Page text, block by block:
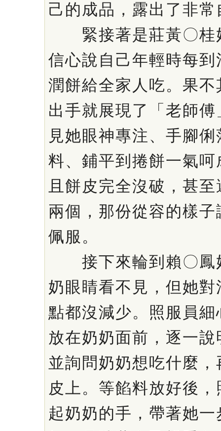
己的成品，露出了非
緊接著是莊黃〇桂
信心說自己年輕時每
潤餅給全家人吃。果
出手就展現了「老師
見她眼神專注、手腳
料、鋪平到捲餅一氣
且餅皮完全沒破，甚
兩個，那份從容的樣
佩服。
接下來輪到賴〇鳳
奶眼睛看不見，但她
點都沒減少。照服員
放在奶奶面前，逐一
並詢問奶奶想吃什麼
皮上。等餡料放好後
起奶奶的手，帶著她